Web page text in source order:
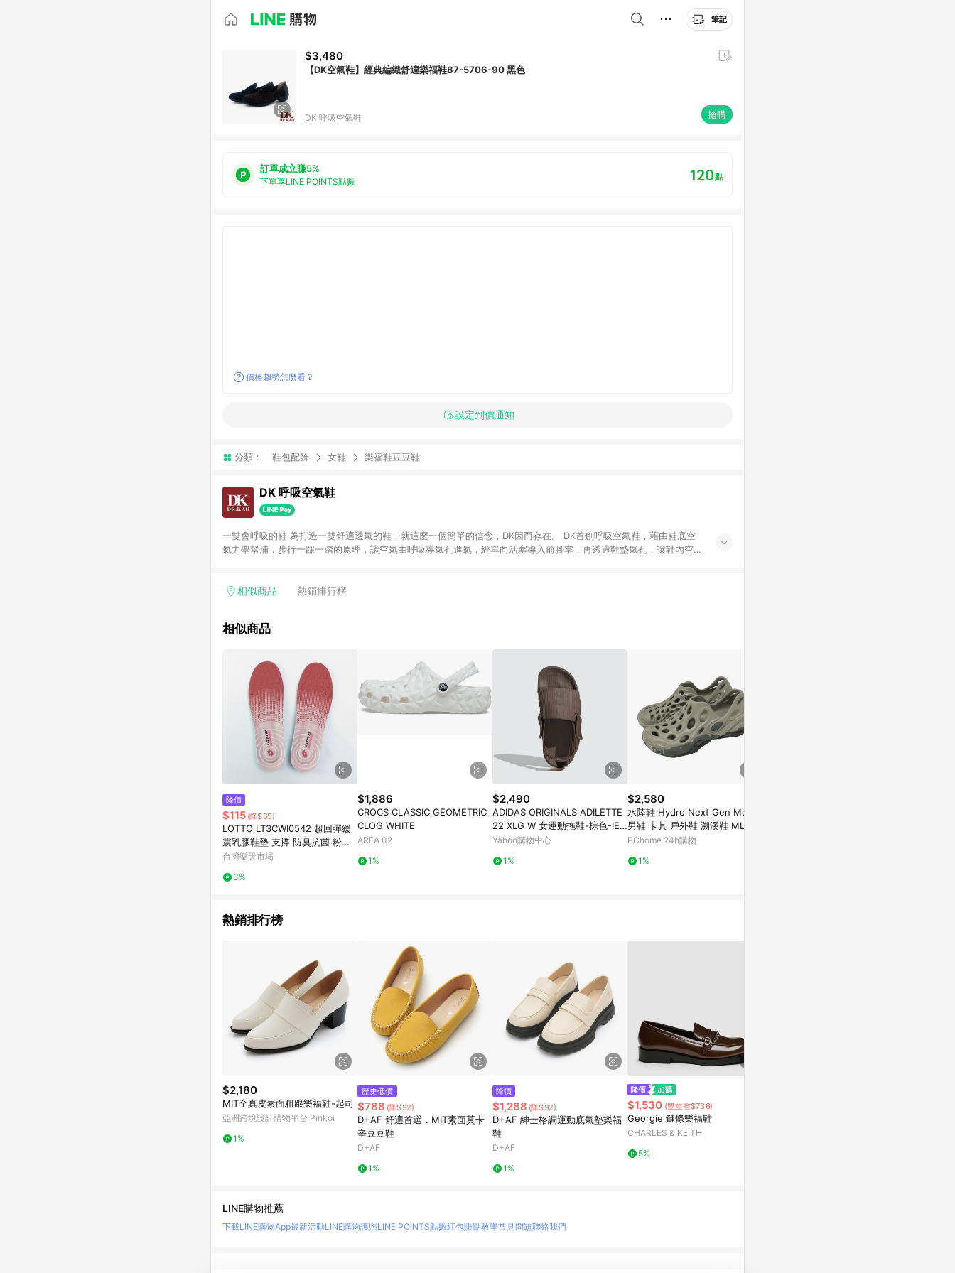
筆記
$3,480
【DK空氣鞋】經典編織舒適樂福鞋87-5706-90 黑色
DK 呼吸空氣鞋 搶購
訂單成立賺5%
下單享LINE POINTS點數 120點
價格趨勢怎麼看？
設定到價通知
分類： 鞋包配飾 女鞋 樂福鞋豆豆鞋
DK 呼吸空氣鞋
一雙會呼吸的鞋 為打造一雙舒適透氣的鞋，就這麼一個簡單的信念，DK因而存在。 DK首創呼吸空氣鞋，藉由鞋底空
氣力學幫浦，步行一踩一踏的原理，讓空氣由呼吸導氣孔進氣，經單向活塞導入前腳掌，再透過鞋墊氣孔，讓鞋內空氣
相似商品 熱銷排行榜
相似商品
降價
$115 (降$65)
LOTTO LT3CWI0542 超回彈緩
震乳膠鞋墊 支撐 防臭抗菌 粉紅
漸層【iSport愛運動】
台灣樂天市場
3%
$1,886
CROCS CLASSIC GEOMETRIC
CLOG WHITE
AREA 02
1%
$2,490
ADIDAS ORIGINALS ADILETTE
22 XLG W 女運動拖鞋-棕色-IE5
648
Yahoo購物中心
1%
$2,580
水陸鞋 Hydro Next Gen Moc
男鞋 卡其 戶外鞋 溯溪鞋 ML000
05370
PChome 24h購物
1%
熱銷排行榜
$2,180
MIT全真皮素面粗跟樂福鞋-起司
亞洲跨境設計購物平台 Pinkoi
1%
歷史低價
$788 (降$92)
D+AF 舒適首選．MIT素面莫卡
辛豆豆鞋
D+AF
1%
降價
$1,288 (降$92)
D+AF 紳士格調運動底氣墊樂福
鞋
D+AF
1%
$1,530 (雙重省$736)
Georgie 鏈條樂福鞋
CHARLES & KEITH
5%
LINE購物推薦
下載LINE購物App最新活動LINE購物護照LINE POINTS點數紅包賺點教學常見問題聯絡我們